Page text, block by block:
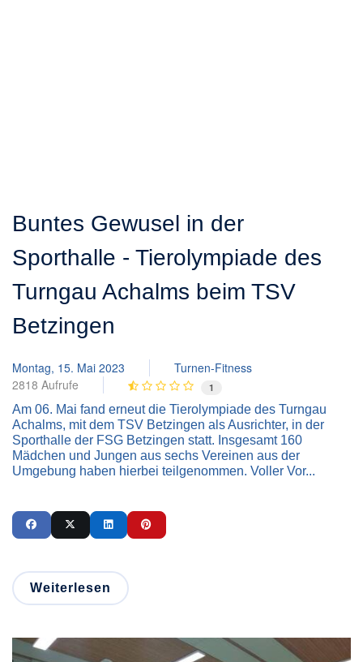
Buntes Gewusel in der
Sporthalle - Tierolympiade des
Turngau Achalms beim TSV
Betzingen
Montag, 15. Mai 2023
Turnen-Fitness
2818 Aufrufe
1
Am 06. Mai fand erneut die Tierolympiade des Turngau
Achalms, mit dem TSV Betzingen als Ausrichter, in der
Sporthalle der FSG Betzingen statt. Insgesamt 160
Mädchen und Jungen aus sechs Vereinen aus der
Umgebung haben hierbei teilgenommen. Voller Vor...
Weiterlesen